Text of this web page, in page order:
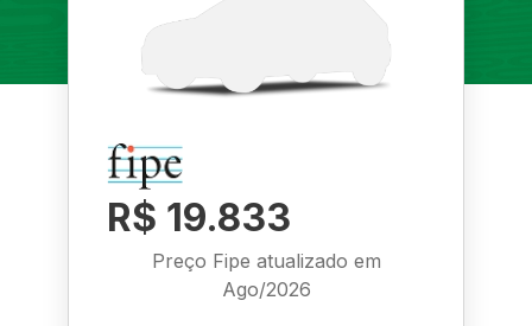
R$ 19.833
Preço Fipe atualizado em
Ago/2026